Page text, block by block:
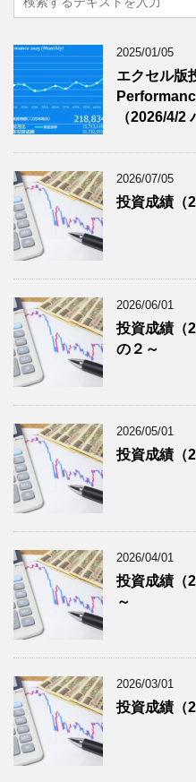
2025/01/05
エクセル版
（2026/4/2
2026/07/05
投資成績（
2026/06/01
投資成績（
の２～
2026/05/01
投資成績（
2026/04/01
投資成績（
～
2026/03/01
投資成績（